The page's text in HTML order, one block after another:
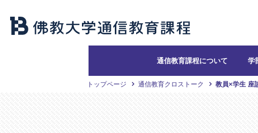
通信教育課程について 学
トップページ 通信教育クロストーク 教員×学生 座